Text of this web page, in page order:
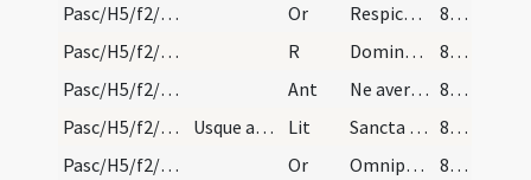
Pasc/H5/f2/Rogationes/Rogation Days/stational oration/10
Or Respice propitius ... copiosa praeveniat.
853 (250)
Pasc/H5/f2/Rogationes/Rogation Days/procession/9
R Domine miserere nobis
853 (250)
Pasc/H5/f2/Rogationes/Rogation Days/procession/12
Ant Ne avertas Domine
853 (250)
Pasc/H5/f2/Rogationes/Rogation Days/litany/10
Usque ad sanctam Valcriam. Lit Sancta Maria
854 (251)
Pasc/H5/f2/Rogationes/Rogation Days/stational oration/11
Or Omnipotens sempiterne ... indulgentia placeamus.
854 (251)